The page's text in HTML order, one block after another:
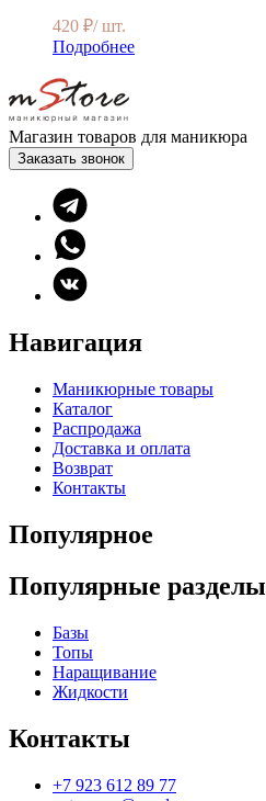
420 ₽/ шт.
Подробнее
Магазин товаров для маникюра
Заказать звонок
Навигация
Маникюрные товары
Каталог
Распродажа
Доставка и оплата
Возврат
Контакты
Популярное
Популярные разделы
Базы
Топы
Наращивание
Жидкости
Контакты
+7 923 612 89 77